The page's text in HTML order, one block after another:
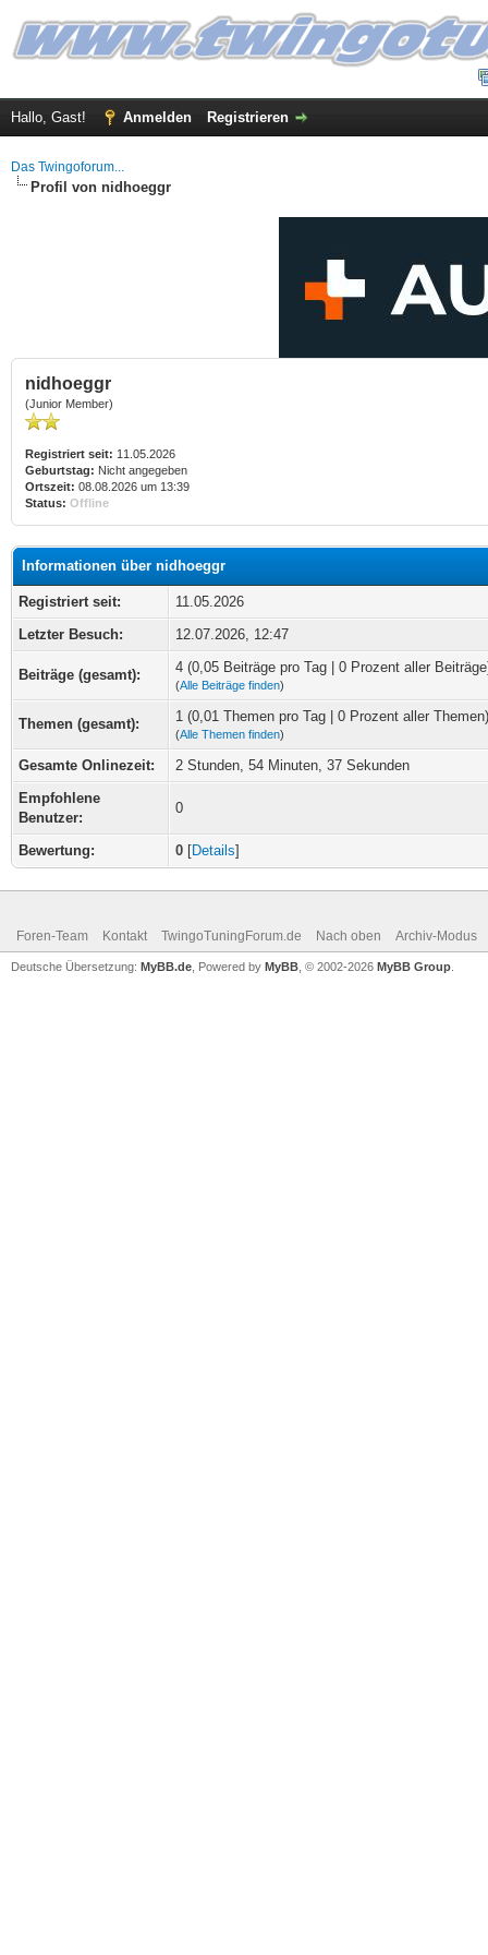
Hallo, Gast! Anmelden Registrieren
Das Twingoforum...
Profil von nidhoeggr
nidhoeggr
(Junior Member)
Registriert seit: 11.05.2026
Geburtstag: Nicht angegeben
Ortszeit: 08.08.2026 um 13:39
Status: Offline
Informationen über nidhoeggr
Registriert seit:
11.05.2026
Letzter Besuch:
12.07.2026, 12:47
Beiträge (gesamt): 4 (0,05 Beiträge pro Tag | 0 Prozent aller
(Alle Beiträge finden)
Themen (gesamt): 1 (0,01 Themen pro Tag | 0 Prozent aller Themen)
(Alle Themen finden)
Gesamte Onlinezeit:
2 Stunden, 54 Minuten, 37 Sekunden
Empfohlene
Benutzer:
0
Bewertung: 0 [Details]
Foren-Team Kontakt TwingoTuningForum.de Nach oben Archiv-Modus
Deutsche Übersetzung: MyBB.de , Powered by MyBB , © 2002-2026 MyBB Group